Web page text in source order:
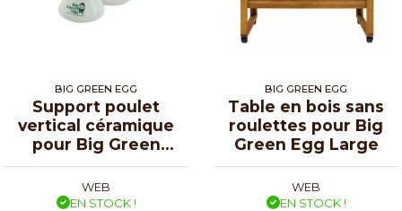
BIG GREEN EGG
Support poulet
vertical céramique
pour Big Green
Egg
WEB
EN STOCK !
BIG GREEN EGG
Table en bois sans
roulettes pour Big
Green Egg Large
WEB
EN STOCK !